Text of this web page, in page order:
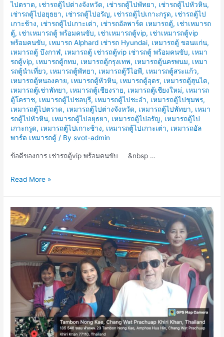
ไปตราด, เช่ารถตู้ไปต่างจังหวัด, เช่ารถตู้ไปพัทยา, เช่ารถตู้ไปหัวหิน,
เช่ารถตู้ไปอยุธยา, เช่ารถตู้ไปอรัญ, เช่ารถตู้ไปเกาะกรูด, เช่ารถตู้ไป
เกาะช้าง, เช่ารถตู้ไปเกาะเต่า, เช่ารถอัลพาร์ด เหมารถตู้, เช่าเหมารถ
ตู้, เช่าเหมารถตู้ พร้อมคนขับ, เช่าเหมารถตู้vip, เช่าเหมารถตู้vip
พร้อมคนขับ, เหมารถ Alphard เช่ารถ Hyundai, เหมารถตู้ ขอนแก่น,
เหมารถตู้ บึงกาฬ, เหมารถตู้ เช่ารถตู้vip เช่ารถตู้ พร้อมคนขับ, เหมา
รถตู้vip, เหมารถตู้กทม, เหมารถตู้กรุงเทพ, เหมารถตู้นครพนม, เหมา
รถตู้นำเที่ยว, เหมารถตู้พัทยา, เหมารถตู้วีไอพี, เหมารถตู้สระแก้ว,
เหมารถตู้หนองคาย, เหมารถตู้หัวหิน, เหมารถตู้อุดร, เหมารถตู้ฮุนได,
เหมารถตู้เช่าพัทยา, เหมารถตู้เชียงราย, เหมารถตู้เชียงใหม่, เหมารถ
ตู้โคราช, เหมารถตู้ไปชลบุรี, เหมารถตู้ไปชะอำ, เหมารถตู้ไปชุมพร,
เหมารถตู้ไปตราด, เหมารถตู้ไปต่างจังหวัด, เหมารถตู้ไปพัทยา, เหมา
รถตู้ไปหัวหิน, เหมารถตู้ไปอยุธยา, เหมารถตู้ไปอรัญ, เหมารถตู้ไป
เกาะกรูด, เหมารถตู้ไปเกาะช้าง, เหมารถตู้ไปเกาะเต่า, เหมารถอัล
พาร์ด เหมารถตู้ / Bysvot-admin
ข้อดีของการ เช่ารถตู้vip พร้อมคนขับ &nbsp …
ข้อดี
เช่า
รถ
ตู้vip
คน
ขับ
Read More »